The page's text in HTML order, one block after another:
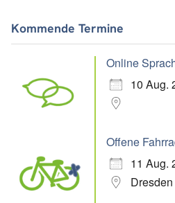
Kommende Termine
Online
10 Aug.
Offene
11 Aug.
Dresden